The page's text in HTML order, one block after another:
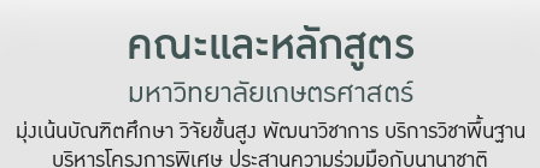
คณะและหลักสูตร
มหาวิทยาลัยเกษตรศาสตร์
มุ่งเน้นบัณฑิตศึกษา วิจัยขั้นสูง พัฒนาวิชาการ บริการวิชาพื้นฐาน
บริหารโครงการพิเศษ ประสานความร่วมมือกับนานาชาติ